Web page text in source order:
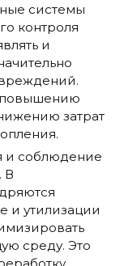
системы
контроля
и
повышению
затрат
и соблюдение
В
и утилизации
среду. Это